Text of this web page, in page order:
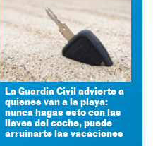
La Guardia Civil advierte a
quienes van a la playa:
nunca hagas esto con las
llaves del coche, puede
arruinarte las vacaciones